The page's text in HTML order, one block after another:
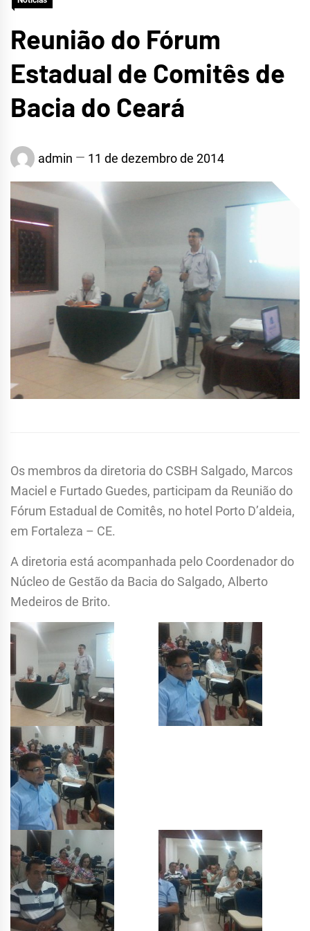
Reunião do Fórum
Estadual de Comitês de
Bacia do Ceará
admin 11 de dezembro de 2014
Os membros da diretoria do CSBH Salgado, Marcos
Maciel e Furtado Guedes, participam da Reunião do
Fórum Estadual de Comitês, no hotel Porto D’aldeia,
em Fortaleza – CE.
A diretoria está acompanhada pelo Coordenador do
Núcleo de Gestão da Bacia do Salgado, Alberto
Medeiros de Brito.